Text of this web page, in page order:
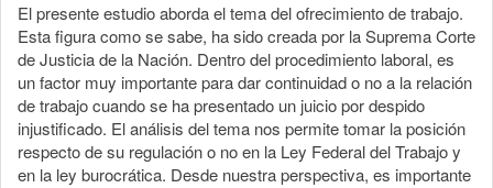
El presente estudio aborda el tema del ofrecimiento de trabajo.
Esta figura como se sabe, ha sido creada por la Suprema Corte
de Justicia de la Nación. Dentro del procedimiento laboral, es
un factor muy importante para dar continuidad o no a la relación
de trabajo cuando se ha presentado un juicio por despido
injustificado. El análisis del tema nos permite tomar la posición
respecto de su regulación o no en la Ley Federal del Trabajo y
en la ley burocrática. Desde nuestra perspectiva, es importante